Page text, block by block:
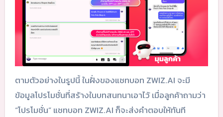
ตามตัวอย่างในรูปนี้ ในฝั่งของแชทบอท ZWIZ.AI จะมี
ข้อมูลโปรโมชั่นที่สร้างในบทสนทนาเอาไว้ เมื่อลูกค้าถามว่า
“โปรโมชั่น” แชทบอท ZWIZ.AI ก็จะส่งคำตอบให้ทันที